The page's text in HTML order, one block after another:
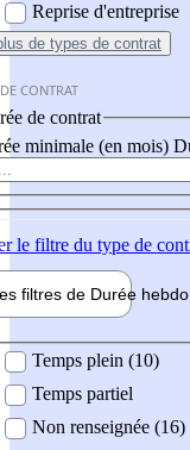
Reprise d'entreprise
de types de contrat
CONTRAT
de contrat
minimale (en mois)
le filtre du type de
filtres de Durée hebdo
Temps plein (10)
Temps partiel
Non renseignée (16)